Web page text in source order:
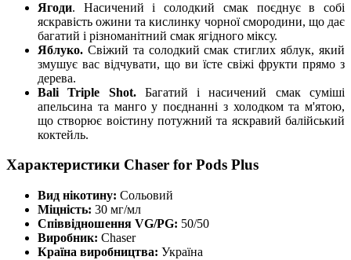
Ягоди. Насичений і солодкий смак поєднує в собі
яскравість ожини та кислинку чорної смородини, що дає
багатий і різноманітний смак ягідного міксу.
Яблуко. Свіжий та солодкий смак стиглих яблук, який
змушує вас відчувати, що ви їсте свіжі фрукти прямо з
дерева.
Bali Triple Shot.Багатий і насичений смак суміші
апельсина та манго у поєднанні з холодком та м'ятою,
що створює воістину потужний та яскравий балійський
коктейль.
Характеристики Chaser for Pods Plus
Вид нікотину: Сольовий
Міцність: 30 мг/мл
Співвідношення VG/PG: 50/50
Виробник: Chaser
Країна виробництва: Україна